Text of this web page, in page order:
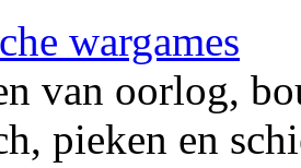
wargames
van oorlog,
pieken en